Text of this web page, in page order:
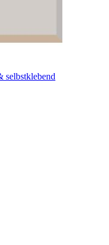
selbstklebend